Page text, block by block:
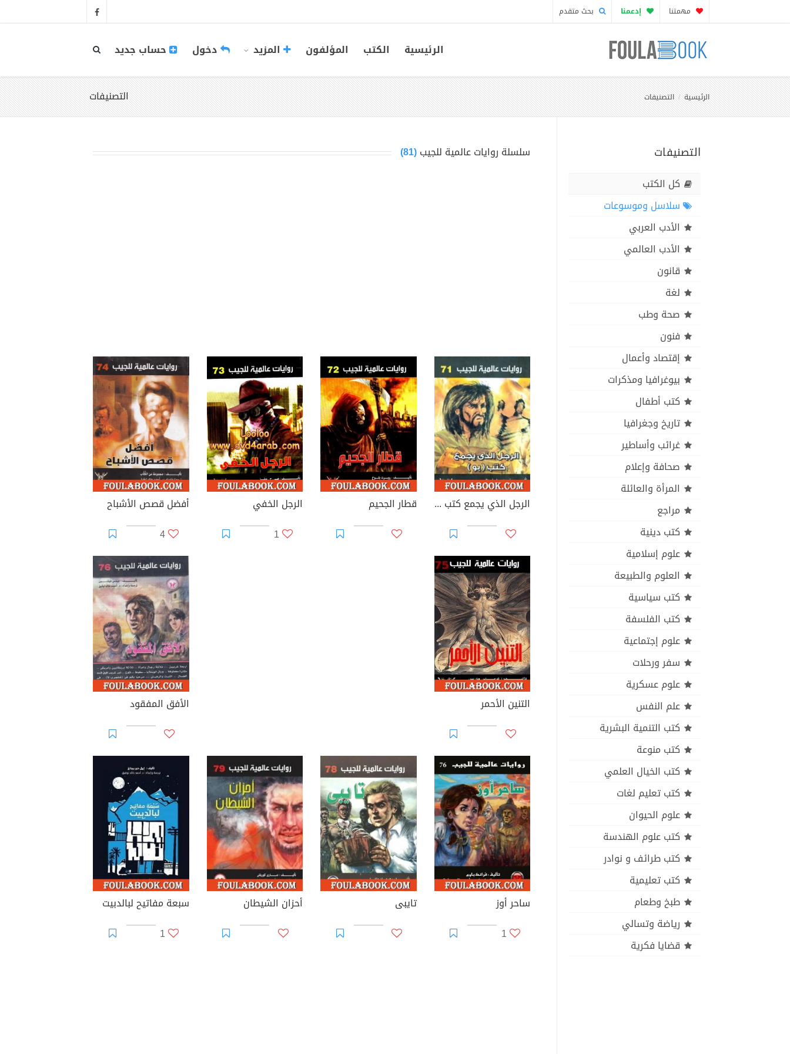
مهمتنا إدعمنا بحث متقدم
الرئيسية الكتب المؤلفون المزيد دخول حساب جديد
التصنيفات الرئيسية التصنيفات
التصنيفات
كل الكتب
سلاسل وموسوعات
الأدب العربي
الأدب العالمي
قانون
لغة
صحة وطب
فنون
إقتصاد وأعمال
بيوغرافيا ومذكرات
كتب أطفال
تاريخ وجغرافيا
غرائب وأساطير
صحافة وإعلام
المرأة والعائلة
مراجع
كتب دينية
علوم إسلامية
العلوم والطبيعة
كتب سياسية
كتب الفلسفة
علوم إجتماعية
سفر ورحلات
علوم عسكرية
علم النفس
كتب التنمية البشرية
كتب منوعة
كتب الخيال العلمي
كتب تعليم لغات
علوم الحيوان
كتب علوم الهندسة
كتب طرائف و نوادر
كتب تعليمية
طبخ وطعام
رياضة وتسالي
قضايا فكرية
سلسلة روايات عالمية للجيب(81)
الرجل الذي يجمع كتب بو قطار الجحيم
الرجل الخفي
1
أفضل قصص الأشباح
4
التنين الأحمر الأفق المفقود
ساحر أوز
1
تايبى أحزان الشيطان
سبعة مفاتيح لبالدبيت
1